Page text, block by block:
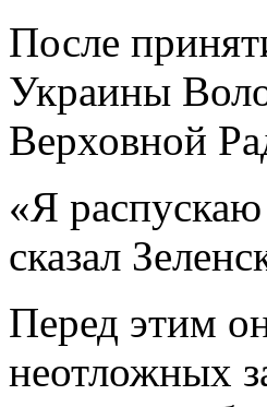
После
Украины
Верховной
«Я
сказал
Перед этим
неотложных